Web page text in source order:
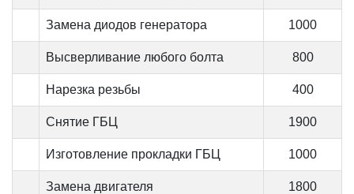
Замена диодов генератора 1000
Высверливание любого болта 800
Нарезка резьбы 400
Снятие ГБЦ 1900
Изготовление прокладки ГБЦ 1000
Замена двигателя 1800